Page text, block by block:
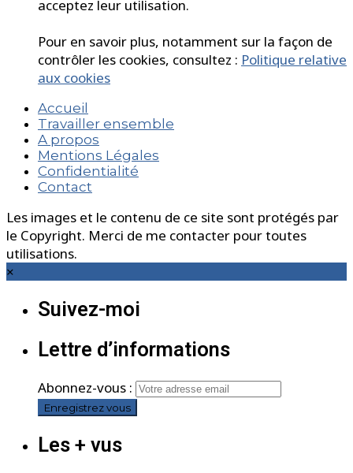
acceptez leur utilisation.
Pour en savoir plus, notamment sur la façon de
contrôler les cookies, consultez : Politique relative
aux cookies
Accueil
Travailler ensemble
A propos
Mentions Légales
Confidentialité
Contact
Les images et le contenu de ce site sont protégés par
le Copyright. Merci de me contacter pour toutes
utilisations.
×
Suivez-moi
Lettre d’informations
Abonnez-vous :
Les + vus